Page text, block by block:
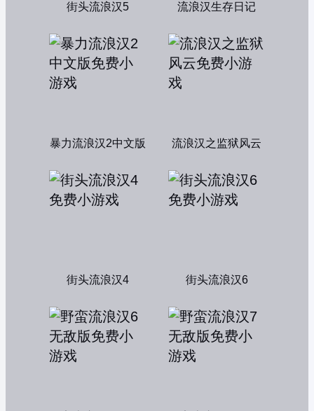
街头流浪汉5 流浪汉生存日记
暴力流浪汉2中文版 流浪汉之监狱风云
街头流浪汉4 街头流浪汉6